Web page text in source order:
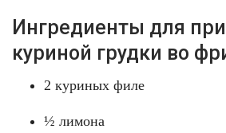
Ингредиенты для
куриной грудки во
2 куриных филе
½ лимона